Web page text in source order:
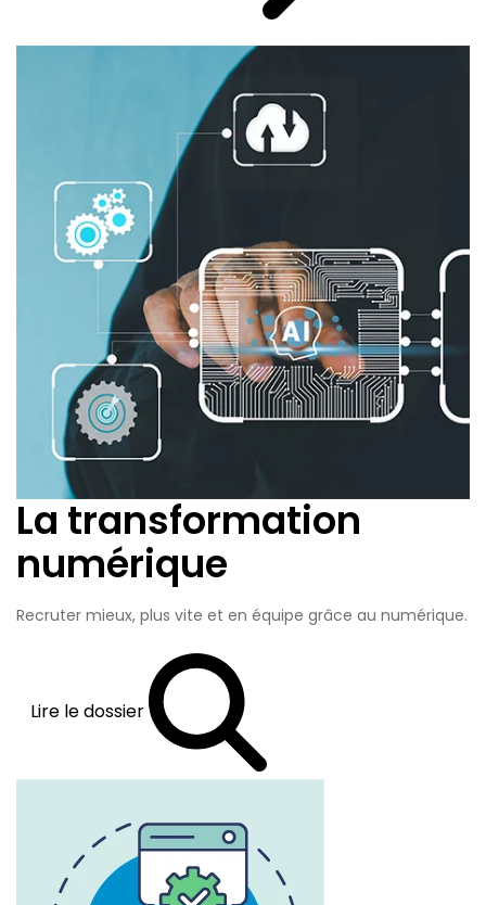
La transformation
numérique
Recruter mieux, plus vite et en équipe grâce au numérique.
Lire le dossier